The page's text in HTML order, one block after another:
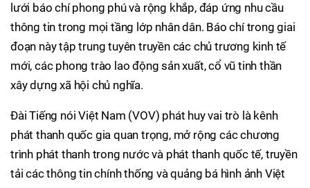
lưới báo chí phong phú và rộng khắp, đáp ứng nhu cầu
thông tin trong mọi tầng lớp nhân dân. Báo chí trong giai
đoạn này tập trung tuyên truyền các chủ trương kinh tế
mới, các phong trào lao động sản xuất, cổ vũ tinh thần
xây dựng xã hội chủ nghĩa.
Đài Tiếng nói Việt Nam (VOV) phát huy vai trò là kênh
phát thanh quốc gia quan trọng, mở rộng các chương
trình phát thanh trong nước và phát thanh quốc tế, truyền
tải các thông tin chính thống và quảng bá hình ảnh Việt